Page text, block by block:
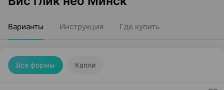
Варианты Инструкция Где купить
Все формы Капли